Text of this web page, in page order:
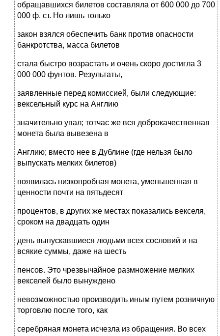
обращавшихся билетов составляла от 600 000 до 700
000 ф. ст. Но лишь только
закон взялся обеспечить банк против опасности
банкротства, масса билетов
стала быстро возрастать и очень скоро достигла 3
000 000 фунтов. Результаты,
заявленные перед комиссией, были следующие:
вексельный курс на Англию
значительно упал; тотчас же вся доброкачественная
монета была вывезена в
Англию; вместо нее в Дублине (где нельзя было
выпускать мелких билетов)
появилась низкопробная монета, уменьшенная в
ценности почти на пятьдесят
процентов, в других же местах показались векселя,
сроком на двадцать один
день выпускавшиеся людьми всех сословий и на
всякие суммы, даже на шесть
пенсов. Это чрезвычайное размножение мелких
векселей было вынуждено
невозможностью производить иным путем розничную
торговлю после того, как
серебряная монета исчезла из обращения. Во всех